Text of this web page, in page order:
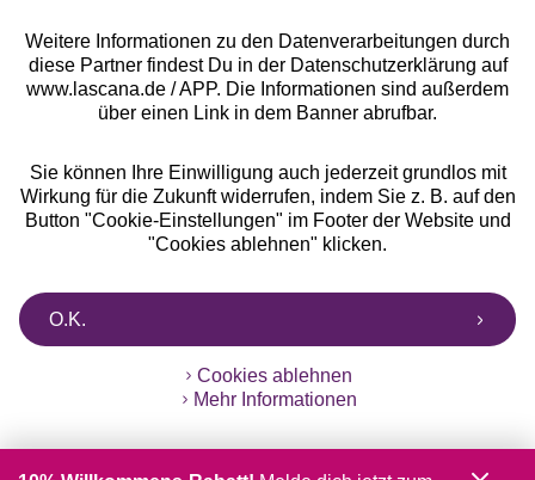
Weitere Informationen zu den Datenverarbeitungen durch
diese Partner findest Du in der Datenschutzerklärung auf
www.lascana.de / APP. Die Informationen sind außerdem
über einen Link in dem Banner abrufbar.
Sie können Ihre Einwilligung auch jederzeit grundlos mit
Wirkung für die Zukunft widerrufen, indem Sie z. B. auf den
Button "Cookie-Einstellungen" im Footer der Website und
"Cookies ablehnen" klicken.
O.K.
Cookies ablehnen
Mehr Informationen